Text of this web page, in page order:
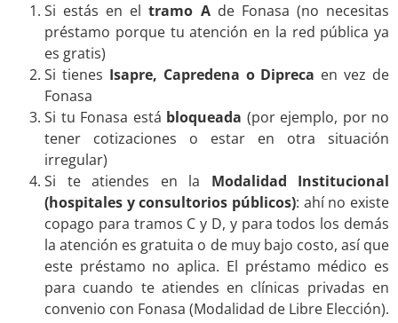
Si estás en eltramo Ade Fonasa (no necesitas
préstamo porque tu atención en la red pública ya
es gratis)
Si tienes Isapre, Capredena o Dipreca en vez de
Fonasa
Si tu Fonasa está bloqueada (por ejemplo, por no
tener cotizaciones o estar en otra situación
irregular)
Si te atiendes en la Modalidad Institucional
(hospitales y consultorios públicos): ahí no existe
copago para tramos C y D, y para todos los demás
la atención es gratuita o de muy bajo costo, así que
este préstamo no aplica. El préstamo médico es
para cuando te atiendes en clínicas privadas en
convenio con Fonasa (Modalidad de Libre Elección).